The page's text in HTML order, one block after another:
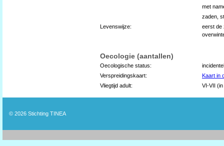
met
zaden,
Levenswijze:
eerst de
Oecologie (aantallen)
Oecologische status:
Verspreidingskaart:
Kaart in
Vliegtijd adult:
VI-VII
© 2026 Stichting TINEA